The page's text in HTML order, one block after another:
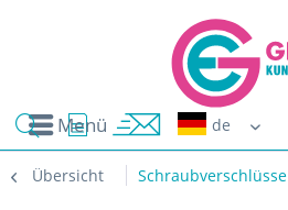
Menü
Übersicht Schraubverschlüsse